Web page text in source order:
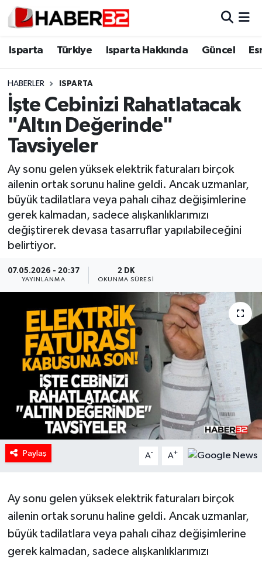
Isparta Türkiye Isparta Hakkında Güncel
HABERLER ISPARTA
İşte Cebinizi Rahatlatacak
"Altın Değerinde"
Tavsiyeler
Ay sonu gelen yüksek elektrik faturaları birçok
ailenin ortak sorunu haline geldi. Ancak uzmanlar,
büyük tadilatlara veya pahalı cihaz değişimlerine
gerek kalmadan, sadece alışkanlıklarımızı
değiştirerek devasa tasarruflar yapılabileceğini
belirtiyor.
07.05.2026 - 20:37
YAYINLANMA
2 DK
OKUNMA SÜRESI
Paylaş A- A+
Ay sonu gelen yüksek elektrik faturaları birçok
ailenin ortak sorunu haline geldi. Ancak uzmanlar,
büyük tadilatlara veya pahalı cihaz değişimlerine
gerek kalmadan, sadece alışkanlıklarımızı
Isparta
Esnaf Diyor ki;
ASAYİŞ
BİLİM VE TEKNOLOJİ
EĞİTİM
GENEL
Güncel
HABERDE İNSAN
İlginç
KÜLTÜR SANAT
MAGAZİN
Oyun
POLİTİKA
RESMİ İLANLAR
SAĞLIK
Spor
Tarihi Yapılarımız
Isparta Nöbetçi Eczaneler
Isparta Trafik Yoğunluk Haritası
Süper Lig Puan Durumu ve Fikstür
Tüm Manşetler
Son Dakika Haberleri
Haber Arşivi